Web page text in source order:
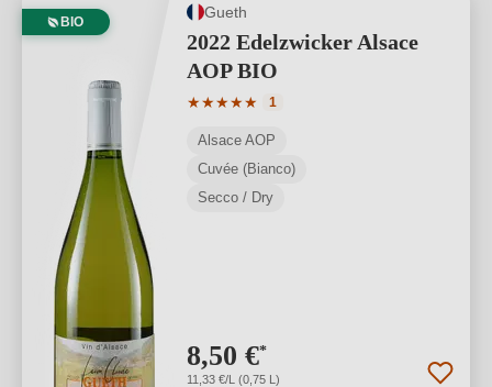
BIO
Gueth
2022 Edelzwicker Alsace
AOP BIO
★★★★★
Valutazione media di 5 su 5 stelle
1
Alsace AOP
Cuvée (Bianco)
Secco / Dry
8,50 €*
11,33 €/L (0,75 L)